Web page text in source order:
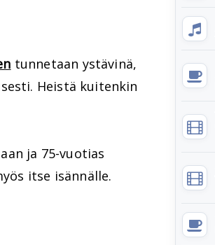
tunnetaan ystävinä,
Heistä kuitenkin
ja 75-vuotias
itse isännälle.